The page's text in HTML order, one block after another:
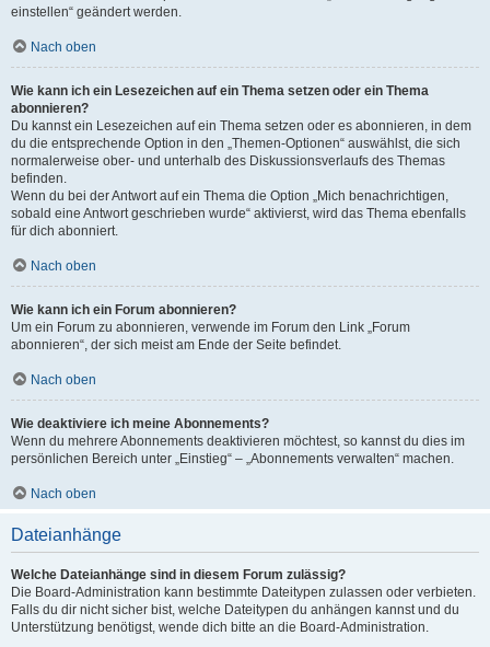
einstellen“ geändert werden.
Nach oben
Wie kann ich ein Lesezeichen auf ein Thema setzen oder ein Thema
abonnieren?
Du kannst ein Lesezeichen auf ein Thema setzen oder es abonnieren, in dem
du die entsprechende Option in den „Themen-Optionen“ auswählst, die sich
normalerweise ober- und unterhalb des Diskussionsverlaufs des Themas
befinden.
Wenn du bei der Antwort auf ein Thema die Option „Mich benachrichtigen,
sobald eine Antwort geschrieben wurde“ aktivierst, wird das Thema ebenfalls
für dich abonniert.
Nach oben
Wie kann ich ein Forum abonnieren?
Um ein Forum zu abonnieren, verwende im Forum den Link „Forum
abonnieren“, der sich meist am Ende der Seite befindet.
Nach oben
Wie deaktiviere ich meine Abonnements?
Wenn du mehrere Abonnements deaktivieren möchtest, so kannst du dies im
persönlichen Bereich unter „Einstieg“ – „Abonnements verwalten“ machen.
Nach oben
Dateianhänge
Welche Dateianhänge sind in diesem Forum zulässig?
Die Board-Administration kann bestimmte Dateitypen zulassen oder verbieten.
Falls du dir nicht sicher bist, welche Dateitypen du anhängen kannst und du
Unterstützung benötigst, wende dich bitte an die Board-Administration.